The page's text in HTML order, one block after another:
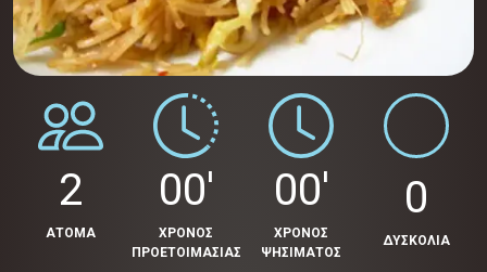
2
ΑΤΟΜΑ
00'
ΧΡΟΝΟΣ
ΠΡΟΕΤΟΙΜΑΣΙΑΣ
00'
ΧΡΟΝΟΣ
ΨΗΣΙΜΑΤΟΣ
0
ΔΥΣΚΟΛΙΑ